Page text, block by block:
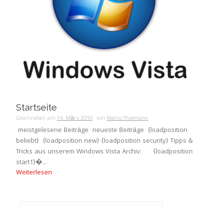
Startseite
Geschrieben am 14. März 2010 von Marco Thiemann
meistgelesene Beiträge neueste Beiträge {loadposition
beliebt} {loadposition new} {loadposition security} Tipps &
Tricks aus unserem Windows Vista Archiv: {loadposition
start1}�...
Weiterlesen